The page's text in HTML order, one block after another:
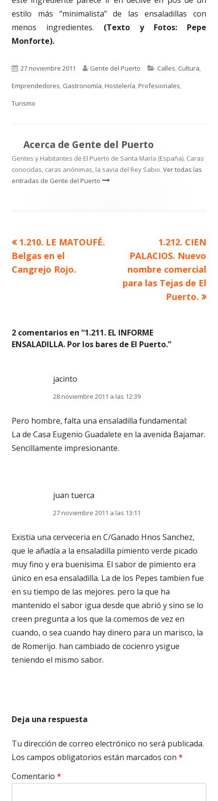
estilo más “minimalista” de las ensaladillas con
menos ingredientes. (Texto y Fotos: Pepe
Monforte).
Publicado
el
27 noviembre 2011 Autor
Gente del Puerto Categorías
Calles, Cultura,
Emprendedores, Gastronomía,Hostelería,Profesionales,
Turismo
Acerca de Gente del Puerto
Gentes y Habitantes de El Puerto de Santa María (España). Caras
conocidas, caras anónimas, la savia del Rey Sabio. Ver todas las
entradas de Gente del Puerto
Navegación
de
Artículo
anterior
1.210. LE MATOUFÉ.
Belgas en el
Cangrejo Rojo.
Artículo
siguiente
1.212. CIEN
PALACIOS. Nuevo
nombre comercial
para las Tejas de El
Puerto.
2 comentarios en “1.211. EL INFORME
ENSALADILLA. Por los bares de El Puerto.”
jacinto
28 noviembre 2011 a las 12:39
Pero hombre, falta una ensaladilla fundamental:
La de Casa Eugenio Guadalete en la avenida Bajamar.
Sencillamente impresionante.
juan tuerca
27 noviembre 2011 a las 13:11
Existia una cerveceria en C/Ganado Hnos Sanchez,
que le añadía a la ensaladilla pimiento verde picado
muy fino y era buenísima. El sabor de pimiento era
único en esa ensaladilla. La de los Pepes tambien fue
en su tiempo de las mejores. pero la que ha
mantenido el sabor igua desde que abrió y sino se lo
creen pregunta a los que la comemos de vez en
cuando, o sea cuando hay dinero para un marisco, la
de Romerijo. han cambiado de cocienro ysigue
teniendo el mismo sabor.
Deja una respuesta
Tu dirección de correo electrónico no será publicada.
Los campos obligatorios están marcados con *
Comentario *